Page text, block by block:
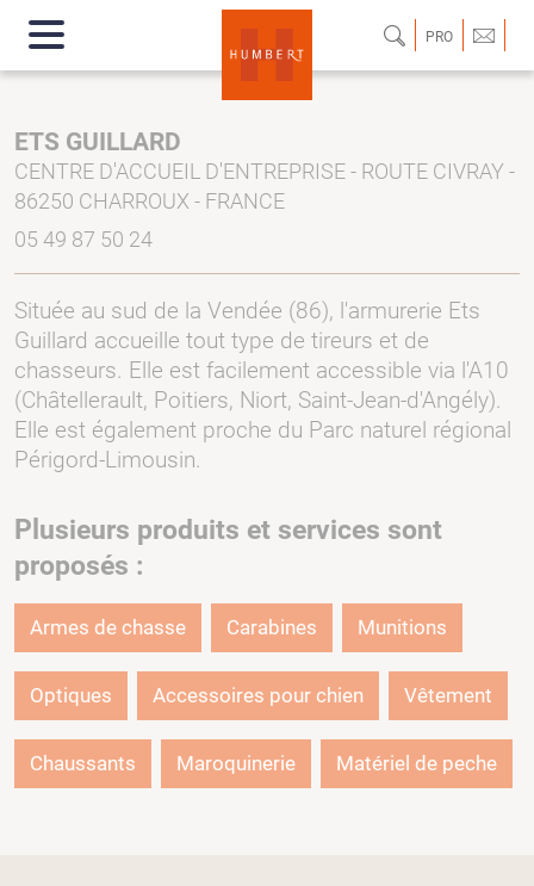
PRO
ETS GUILLARD
CENTRE D'ACCUEIL D'ENTREPRISE - ROUTE CIVRAY -
86250 CHARROUX - FRANCE
05 49 87 50 24
Située au sud de la Vendée (86), l'armurerie Ets
Guillard accueille tout type de tireurs et de
chasseurs. Elle est facilement accessible via l'A10
(Châtellerault, Poitiers, Niort, Saint-Jean-d'Angély).
Elle est également proche du Parc naturel régional
Périgord-Limousin.
Plusieurs produits et services sont
proposés :
Armes de chasse Carabines Munitions
Optiques Accessoires pour chien Vêtement
Chaussants Maroquinerie Matériel de peche